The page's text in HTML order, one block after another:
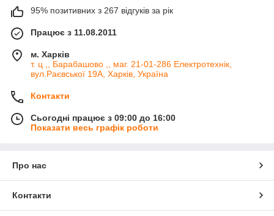
95% позитивних з 267 відгуків за рік
Працює з 11.08.2011
м. Харків
т. ц ,, Барабашово ,, маг. 21-01-286 Електротехнік,
вул.Раєвської 19А, Харків, Україна
Контакти
Сьогодні працює з 09:00 до 16:00
Показати весь графік роботи
Про нас
Контакти